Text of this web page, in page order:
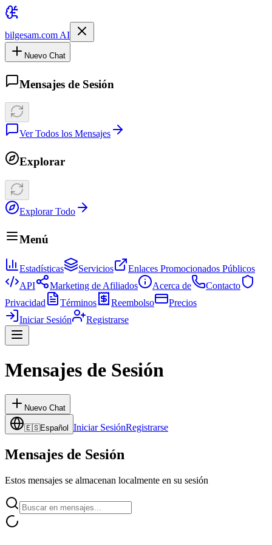
bilgesam.com AI
Nuevo Chat
Mensajes de Sesión
Ver Todos los Mensajes
Explorar
Explorar Todo
Menú
Estadísticas Servicios
Enlaces Promocionados Públicos
API
Marketing de Afiliados Acerca de
Contacto
Privacidad
Términos Reembolso
Precios
Iniciar Sesión
Registrarse
Mensajes de Sesión
Nuevo Chat
🇪🇸Español Iniciar SesiónRegistrarse
Mensajes de Sesión
Estos mensajes se almacenan localmente en su sesión